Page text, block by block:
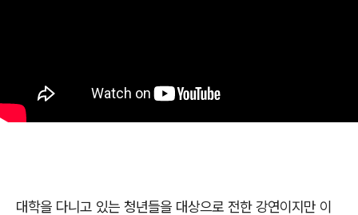
대학을 다니고 있는 청년들을 대상으로 전한 강연이지만 이